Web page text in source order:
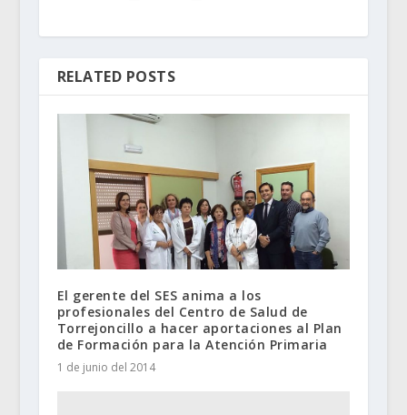
RELATED POSTS
El gerente del SES anima a los
profesionales del Centro de Salud de
Torrejoncillo a hacer aportaciones al Plan
de Formación para la Atención Primaria
1 de junio del 2014